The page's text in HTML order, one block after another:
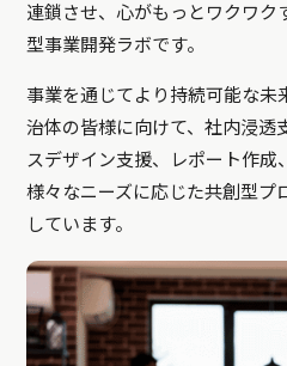
連鎖させ、心がもっとワクワク
型事業開発ラボです。
事業を通じてより持続可能な未
治体の皆様に向けて、社内浸透
スデザイン支援、レポート作成
様々なニーズに応じた共創型プ
しています。